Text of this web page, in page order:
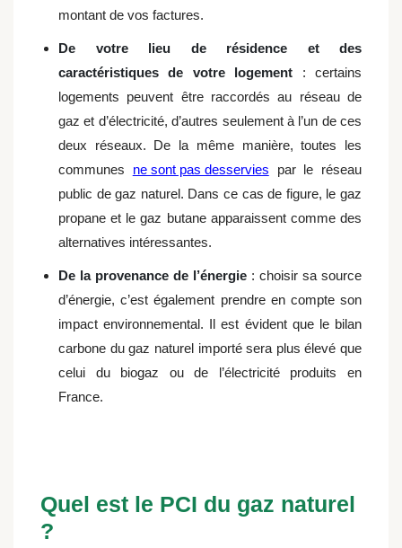
montant de vos factures.
De votre lieu de résidence et des
caractéristiques de votre logement : certains
logements peuvent être raccordés au réseau de
gaz et d’électricité, d’autres seulement à l’un de ces
deux réseaux. De la même manière, toutes les
communes ne sont pas desservies par le réseau
public de gaz naturel. Dans ce cas de figure, le gaz
propane et le gaz butane apparaissent comme des
alternatives intéressantes.
De la provenance de l’énergie : choisir sa source
d’énergie, c’est également prendre en compte son
impact environnemental. Il est évident que le bilan
carbone du gaz naturel importé sera plus élevé que
celui du biogaz ou de l’électricité produits en
France.
Quel est le PCI du gaz naturel
?